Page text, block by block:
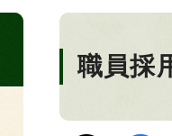
職員採